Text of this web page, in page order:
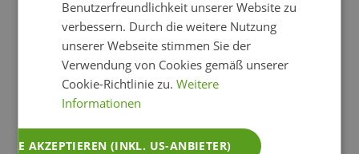
ein Stück Kuchen auf unserer Sonnenterrasse und
lassen Ihren Gedanken freien Lauf - alles kann,
nichts muss. Immerhin haben Sie Urlaub!
Anreise*
Anzahl der Erwachsenen*
Benutzerfreundlichkeit unserer Website zu
verbessern. Durch die weitere Nutzung
unserer Webseite stimmen Sie der
Verwendung von Cookies gemäß unserer
Cookie-Richtlinie zu.Weitere
Informationen
AKZEPTIEREN (INKL. US-ANBIETER)